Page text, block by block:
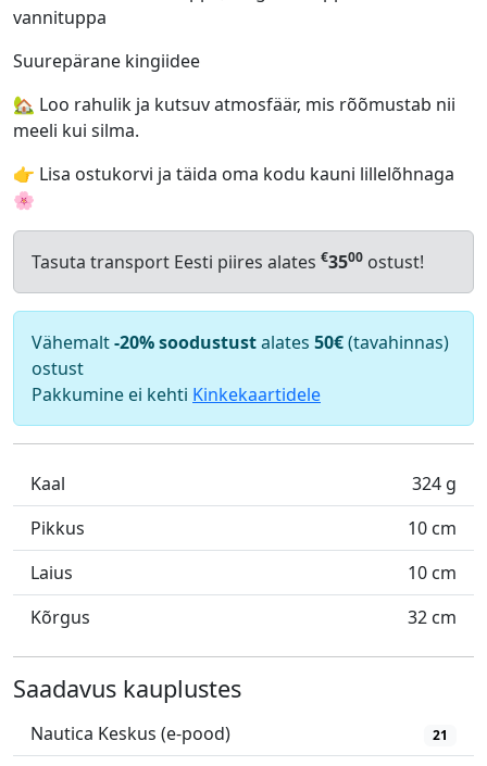
vannituppa
Suurepärane kingiidee
🏡 Loo rahulik ja kutsuv atmosfäär, mis rõõmustab nii
meeli kui silma.
👉 Lisa ostukorvi ja täida oma kodu kauni lillelõhnaga
🌸
Tasuta transport Eesti piires alates €3500 ostust!
Vähemalt-20% soodustustalates 50€(tavahinnas)
ostust
Pakkumine ei kehti Kinkekaartidele
Kaal
324 g
Pikkus
10 cm
Laius
10 cm
Kõrgus
32 cm
Saadavus kauplustes
Nautica Keskus (e-pood) 21